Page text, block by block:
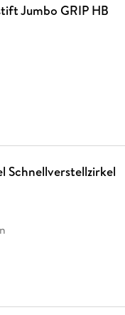
Jumbo GRIP HB
Schnellverstellzirkel